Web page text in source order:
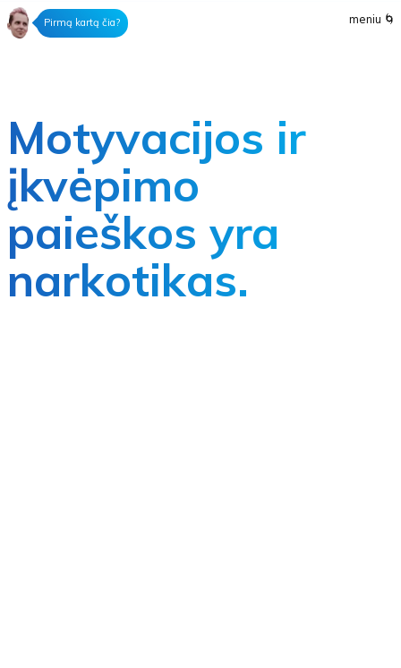
Pirmą kartą čia? meniu 🌀
Motyvacijos ir
įkvėpimo
paieškos yra
narkotikas.